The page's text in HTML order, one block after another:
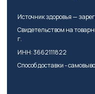
Источник здоровья —
Свидетельством на
г.
ИНН: 3662111822
Способ доставки -